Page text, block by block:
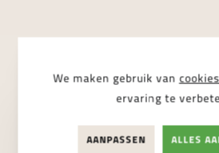
STUUR ONS EEN BERICHT
Wij helpen je
We maken gebruik van cookies
ervaring te
AANPASSEN ALLES